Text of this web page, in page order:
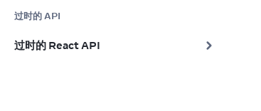
过时的 API
过时的 React API